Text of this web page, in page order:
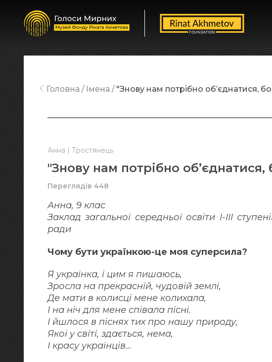
Анна | Тростянець
"Знову нам потрібно об’єднатися,
Переглядів 448
Анна, 9 клас
Заклад загальної середньої освіти I-III
ради
Чому бути українкою-це моя суперсила?
Я українка, і цим я пишаюсь,
Зросла на прекрасній, чудовій землі,
Де мати в колисці мене колихала,
І на ніч для мене співала пісні.
І йшлося в піснях тих про нашу природу,
Якої у світі, здається, нема,
І красу українців...
Головна Імена "Знову нам потрібно об’єднатися,